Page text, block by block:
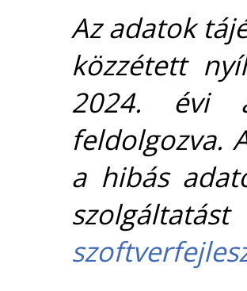
Az adatok
közzétett
2024. évi
feldolgozva.
a hibás